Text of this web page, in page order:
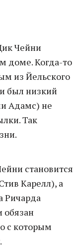
Чейни
доме. Когда-то
из Йельского
был низкий
Адамс) не
Так
становится
Карелл), а
Ричарда
с которым